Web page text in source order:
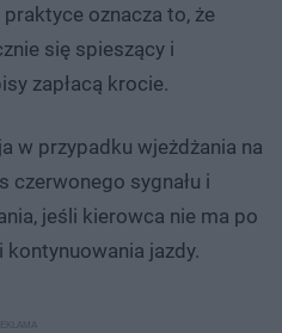
praktyce oznacza to, że
się spieszący i
zapłacą krocie.
w przypadku wjeżdżania na
czerwonego sygnału i
jeśli kierowca nie ma po
jazdy.